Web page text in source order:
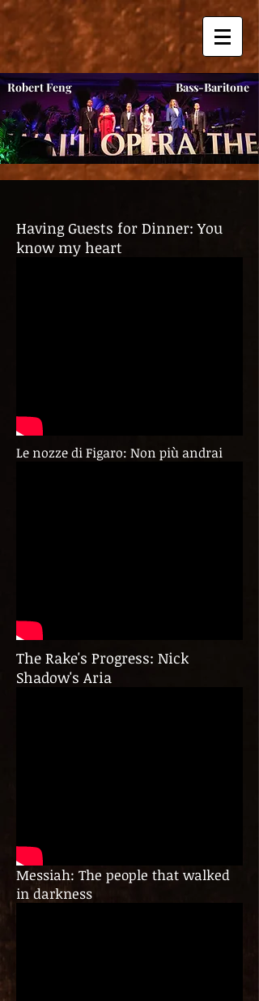
Robert Feng Bass-Baritone
Having Guests for Dinner: You
know my heart
Le nozze di Figaro: Non più andrai
The Rake's Progress: Nick
Shadow's Aria
Messiah: The people that walked
in darkness